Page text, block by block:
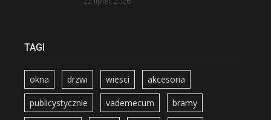
TAGI
okna drzwi wiesci akcesoria
publicystycznie vademecum bramy